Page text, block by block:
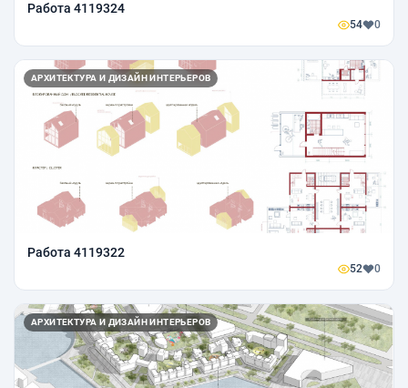
Работа 4119324
54 0
АРХИТЕКТУРА И ДИЗАЙН ИНТЕРЬЕРОВ
Работа 4119322
52 0
АРХИТЕКТУРА И ДИЗАЙН ИНТЕРЬЕРОВ